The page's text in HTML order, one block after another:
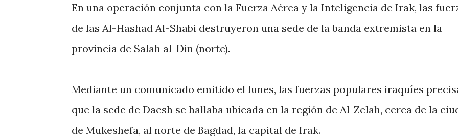
En una operación conjunta con la Fuerza Aérea y la Inteligencia de Irak, las
de las Al-Hashad Al-Shabi destruyeron una sede de la banda extremista en la
provincia de Salah al-Din (norte).
Mediante un comunicado emitido el lunes, las fuerzas populares iraquíes
que la sede de Daesh se hallaba ubicada en la región de Al-Zelah, cerca de la
de Mukeshefa, al norte de Bagdad, la capital de Irak.